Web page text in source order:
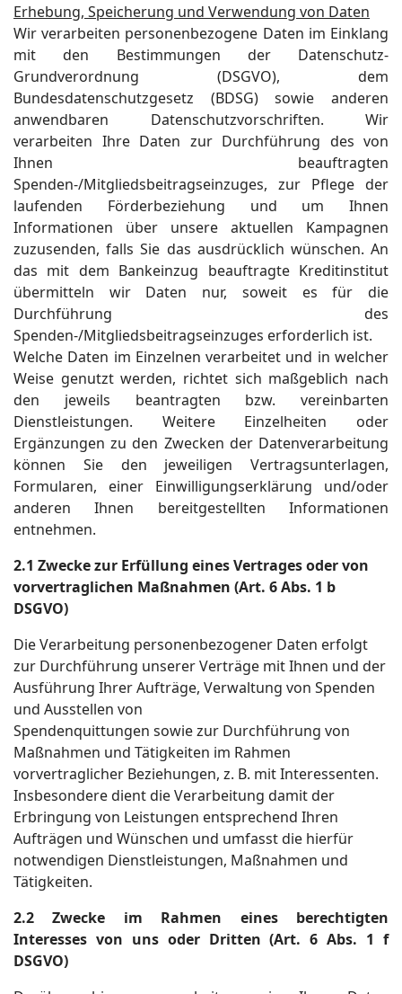
Erhebung, Speicherung und Verwendung von Daten
Wir verarbeiten personenbezogene Daten im Einklang
mit den Bestimmungen der Datenschutz-
Grundverordnung (DSGVO), dem
Bundesdatenschutzgesetz (BDSG) sowie anderen
anwendbaren Datenschutzvorschriften. Wir
verarbeiten Ihre Daten zur Durchführung des von
Ihnen beauftragten
Spenden-/Mitgliedsbeitragseinzuges, zur Pflege der
laufenden Förderbeziehung und um Ihnen
Informationen über unsere aktuellen Kampagnen
zuzusenden, falls Sie das ausdrücklich wünschen. An
das mit dem Bankeinzug beauftragte Kreditinstitut
übermitteln wir Daten nur, soweit es für die
Durchführung des
Spenden-/Mitgliedsbeitragseinzuges erforderlich ist.
Welche Daten im Einzelnen verarbeitet und in welcher
Weise genutzt werden, richtet sich maßgeblich nach
den jeweils beantragten bzw. vereinbarten
Dienstleistungen. Weitere Einzelheiten oder
Ergänzungen zu den Zwecken der Datenverarbeitung
können Sie den jeweiligen Vertragsunterlagen,
Formularen, einer Einwilligungserklärung und/oder
anderen Ihnen bereitgestellten Informationen
entnehmen.
2.1 Zwecke zur Erfüllung eines Vertrages oder von
vorvertraglichen Maßnahmen (Art. 6 Abs. 1 b
DSGVO)
Die Verarbeitung personenbezogener Daten erfolgt
zur Durchführung unserer Verträge mit Ihnen und der
Ausführung Ihrer Aufträge, Verwaltung von Spenden
und Ausstellen von
Spendenquittungen sowie zur Durchführung von
Maßnahmen und Tätigkeiten im Rahmen
vorvertraglicher Beziehungen, z. B. mit Interessenten.
Insbesondere dient die Verarbeitung damit der
Erbringung von Leistungen entsprechend Ihren
Aufträgen und Wünschen und umfasst die hierfür
notwendigen Dienstleistungen, Maßnahmen und
Tätigkeiten.
2.2 Zwecke im Rahmen eines berechtigten
Interesses von uns oder Dritten (Art. 6 Abs. 1 f
DSGVO)